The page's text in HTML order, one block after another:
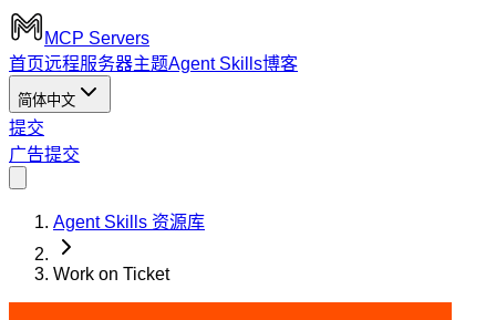
MCP Servers
首页远程服务器主题Agent Skills博客
简体中文
提交
广告提交
Agent Skills 资源库
Work on Ticket